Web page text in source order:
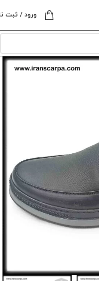
ورود / ثبت